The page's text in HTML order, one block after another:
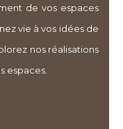
de vos espaces
vie à vos idées de
nos réalisations
espaces.